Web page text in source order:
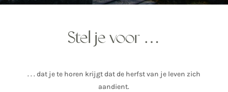
Stel je voor …
. . . dat je te horen krijgt dat de herfst van je leven zich
aandient.